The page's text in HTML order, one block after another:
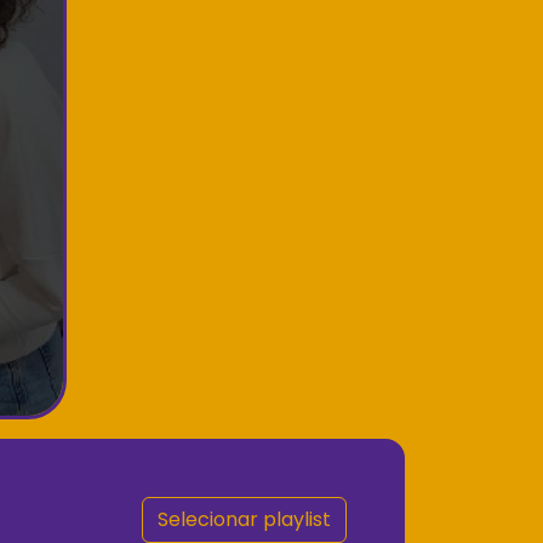
Selecionar playlist